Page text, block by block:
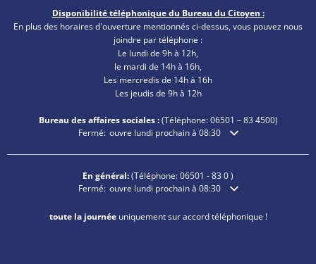
Disponibilité téléphonique du Bureau du Citoyen :
En plus des horaires d'ouverture mentionnés ci-dessus, vous pouvez nous
joindre par téléphone :
Le lundi de 9h à 12h,
le mardi de 14h à 16h,
Les mercredis de 14h à 16h
Les jeudis de 9h à 12h
Bureau des affaires sociales :(Téléphone:06501 – 834500)
Cliquez pour masquer les heures d'ouverture ou de
Fermé: ouvre lundi prochain à 08:30
En général:(Téléphone:06501 - 83 0)
Cliquez pour masquer les heures d'ouverture ou de
Fermé: ouvre lundi prochain à 08:30
toute la journéeuniquement sur accord téléphonique !